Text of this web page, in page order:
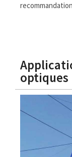
optiques